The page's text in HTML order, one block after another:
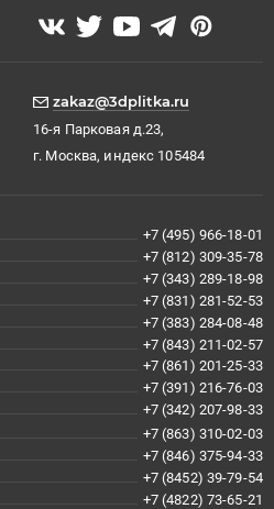
zakaz@3dplitka.ru
16-я Парковая д.23,
г. Москва, индекс 105484
+7 (495) 966-18-01
+7 (812) 309-35-78
+7 (343) 289-18-98
+7 (831) 281-52-53
+7 (383) 284-08-48
+7 (843) 211-02-57
+7 (861) 201-25-33
+7 (391) 216-76-03
+7 (342) 207-98-33
+7 (863) 310-02-03
+7 (846) 375-94-33
+7 (8452) 39-79-54
+7 (4822) 73-65-21